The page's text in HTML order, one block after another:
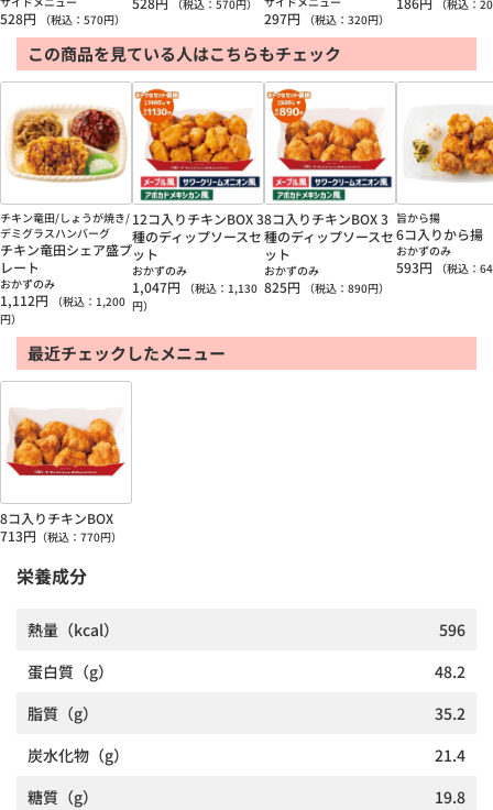
528円 （税込： 570円）
（税込： 570円）
297円 （税込： 320円）
（税込：
この商品を見ている人はこちらもチェック
チキン竜田/しょうが焼き/
デミグラスハンバーグ
チキン竜田シェア盛プ
レート
おかずのみ
1,112円 （税込： 1,200
円）
12コ入りチキンBOX 3
種のディップソースセ
ット
おかずのみ
1,047円 （税込： 1,130
円）
8コ入りチキンBOX 3
種のディップソースセ
ット
おかずのみ
825円 （税込： 890円）
旨から揚
6コ入りから揚
おかずのみ
593円 （税込：
最近チェックしたメニュー
8コ入りチキンBOX
713円 （税込： 770円）
栄養成分
熱量 （kcal）
596
蛋白質 （g）
48.2
脂質 （g）
35.2
炭水化物 （g）
21.4
糖質 （g）
19.8